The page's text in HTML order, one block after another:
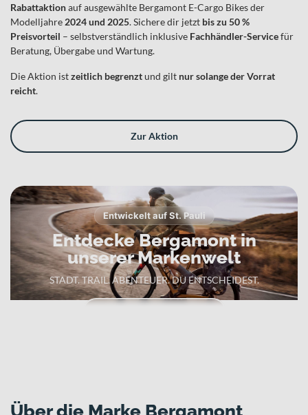
Rabattaktionauf ausgewählte Bergamont E-Cargo Bikes der
Modelljahre 2024 und 2025. Sichere dir jetzt bis zu 50 %
Preisvorteil – selbstverständlich inklusive Fachhändler-Servicefür
Beratung, Übergabe und Wartung.
Die Aktion istzeitlich begrenztund gilt nur solange der Vorrat
reicht.
Zur Aktion
Entwickelt auf St. Pauli
Entdecke Bergamont in
unserer Markenwelt
STADT. TRAIL. ABENTEUER. DU ENTSCHEIDEST.
Über die Marke Bergamont